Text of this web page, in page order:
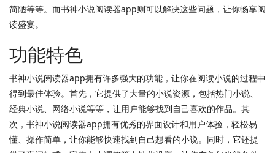
简陋等等。而书神小说阅读器app则可以解决这些问题，让你畅享阅
读盛宴。
功能特色
书神小说阅读器app拥有许多强大的功能，让你在阅读小说的过程中
得到最佳体验。首先，它提供了大量的小说资源，包括热门小说、
经典小说、网络小说等等，让用户能够找到自己喜欢的作品。其
次，书神小说阅读器app拥有优秀的界面设计和用户体验，轻松易
懂、操作简单，让你能够快速找到自己想看的小说。同时，它还提